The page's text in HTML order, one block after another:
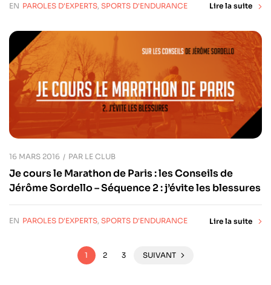
EN PAROLES D'EXPERTS, SPORTS D'ENDURANCE Lire la suite
16 MARS 2016 PAR LE CLUB
Je cours le Marathon de Paris : les Conseils de
Jérôme Sordello – Séquence 2 : j’évite les blessures
EN PAROLES D'EXPERTS, SPORTS D'ENDURANCE Lire la suite
1 2 3 SUIVANT